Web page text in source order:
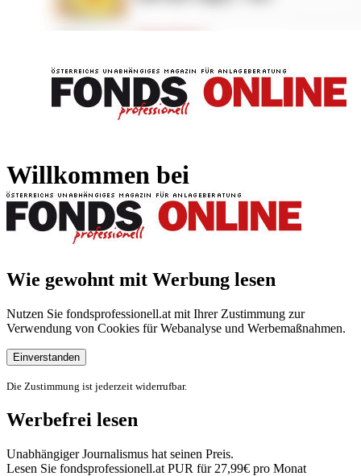
Willkommen bei
Wie gewohnt mit Werbung lesen
Nutzen Sie fondsprofessionell.at mit Ihrer Zustimmung zur
Verwendung von Cookies für Webanalyse und Werbemaßnahmen.
Einverstanden
Die Zustimmung ist jederzeit widerrufbar.
Werbefrei lesen
Unabhängiger Journalismus hat seinen Preis.
Lesen Sie fondsprofessionell.at PUR für 27,99€ pro Monat